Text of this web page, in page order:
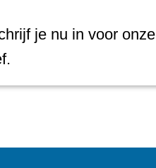
je nu in voor onze